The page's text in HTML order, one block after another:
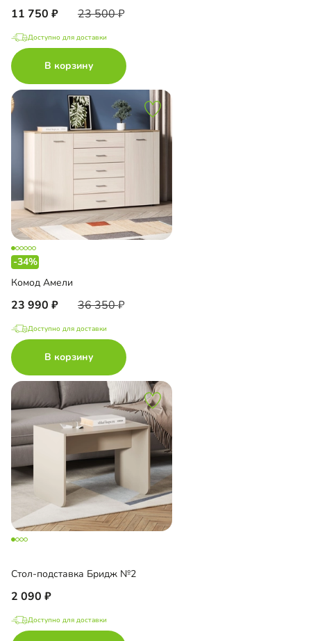
11 750 23 500
Доступно для доставки
В корзину
-34%
Комод Амели
23 990 36 350
Доступно для доставки
В корзину
Стол-подставка Бридж №2
2 090
Доступно для доставки